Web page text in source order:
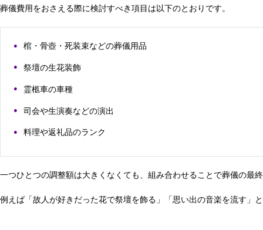
葬儀費用をおさえる際に検討すべき項目は以下のとおりです。
棺・骨壺・死装束などの葬儀用品
祭壇の生花装飾
霊柩車の車種
司会や生演奏などの演出
料理や返礼品のランク
一つひとつの調整額は大きくなくても、組み合わせることで葬儀の最
例えば「故人が好きだった花で祭壇を飾る」「思い出の音楽を流す」